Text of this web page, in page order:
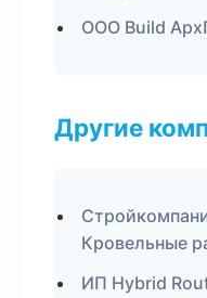
ООО Build
Другие
Кровельные
ИП Hybrid